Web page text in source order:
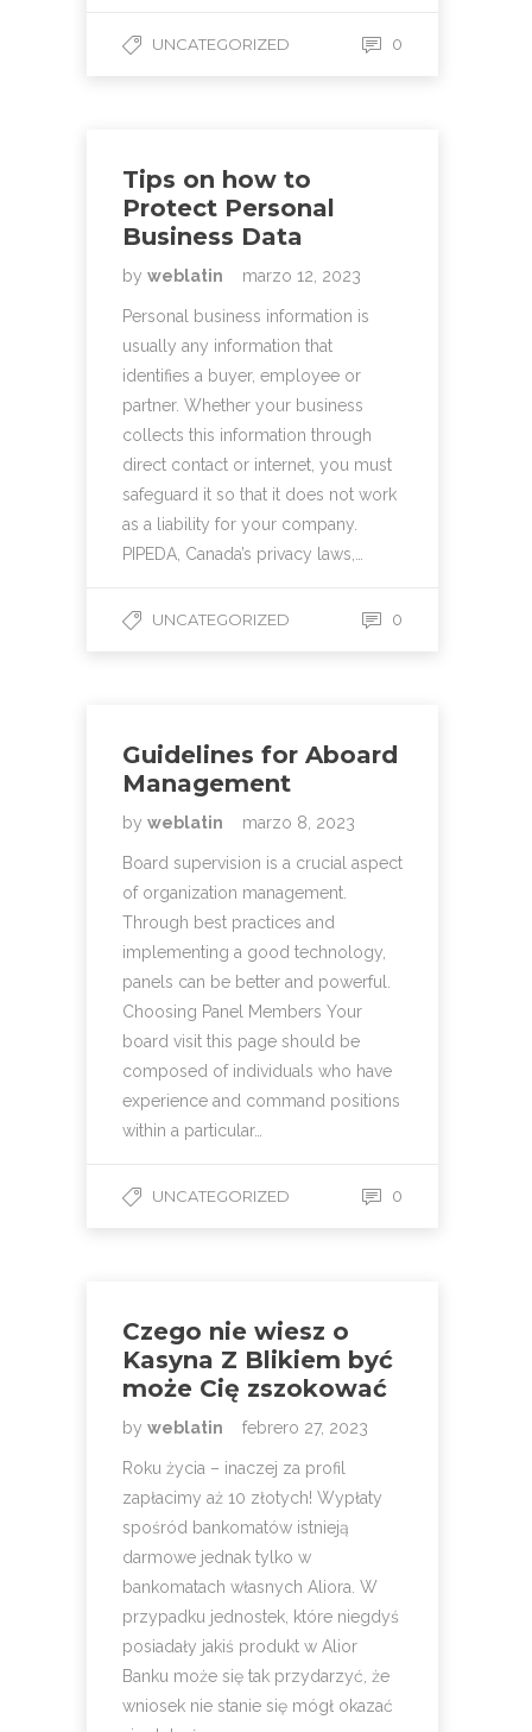
UNCATEGORIZED 0
Tips on how to
Protect Personal
Business Data
by weblatin marzo 12, 2023
Personal business information is
usually any information that
identifies a buyer, employee or
partner. Whether your business
collects this information through
direct contact or internet, you must
safeguard it so that it does not work
as a liability for your company.
PIPEDA, Canada’s privacy laws,…
UNCATEGORIZED 0
Guidelines for Aboard
Management
by weblatin marzo 8, 2023
Board supervision is a crucial aspect
of organization management.
Through best practices and
implementing a good technology,
panels can be better and powerful.
Choosing Panel Members Your
board visit this page should be
composed of individuals who have
experience and command positions
within a particular…
UNCATEGORIZED 0
Czego nie wiesz o
Kasyna Z Blikiem być
może Cię zszokować
by weblatin febrero 27, 2023
Roku życia – inaczej za profil
zapłacimy aż 10 złotych! Wypłaty
spośród bankomatów istnieją
darmowe jednak tylko w
bankomatach własnych Aliora. W
przypadku jednostek, które niegdyś
posiadały jakiś produkt w Alior
Banku może się tak przydarzyć, że
wniosek nie stanie się mógł okazać